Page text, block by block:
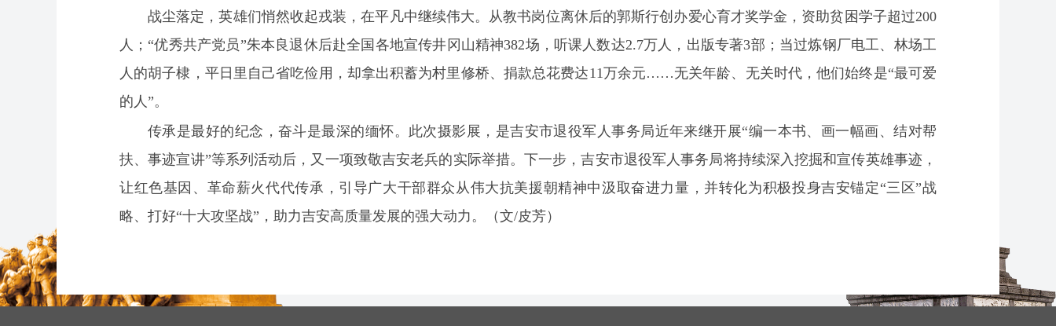
战尘落定，英雄们悄然收起戎装，在平凡中继续伟大。从教书岗位离休后的郭斯行创办爱心育才奖学金，资助贫困学子超过200
人；“优秀共产党员”朱本良退休后赴全国各地宣传井冈山精神382场，听课人数达2.7万人，出版专著3部；当过炼钢厂电工、林场工
人的胡子棣，平日里自己省吃俭用，却拿出积蓄为村里修桥、捐款总花费达11万余元……无关年龄、无关时代，他们始终是“最可爱
的人”。
传承是最好的纪念，奋斗是最深的缅怀。此次摄影展，是吉安市退役军人事务局近年来继开展“编一本书、画一幅画、结对帮
扶、事迹宣讲”等系列活动后，又一项致敬吉安老兵的实际举措。下一步，吉安市退役军人事务局将持续深入挖掘和宣传英雄事迹，
让红色基因、革命薪火代代传承，引导广大干部群众从伟大抗美援朝精神中汲取奋进力量，并转化为积极投身吉安锚定“三区”战
略、打好“十大攻坚战”，助力吉安高质量发展的强大动力。（文/皮芳）